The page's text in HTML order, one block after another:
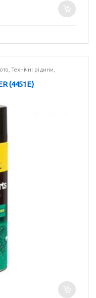
,Технічні рідини,
(4451E)